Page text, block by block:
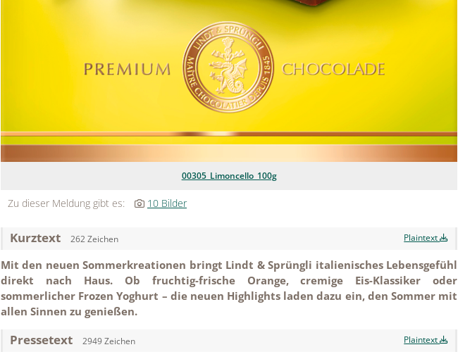
00305_Limoncello_100g
Zu dieser Meldung gibt es: 10 Bilder
Kurztext 262 Zeichen Plaintext
Mit den neuen Sommerkreationen bringt Lindt & Sprüngli italienisches Lebensgefühl
direkt nach Haus. Ob fruchtig-frische Orange, cremige Eis-Klassiker oder
sommerlicher Frozen Yoghurt – die neuen Highlights laden dazu ein, den Sommer mit
allen Sinnen zu genießen.
Pressetext 2949 Zeichen Plaintext